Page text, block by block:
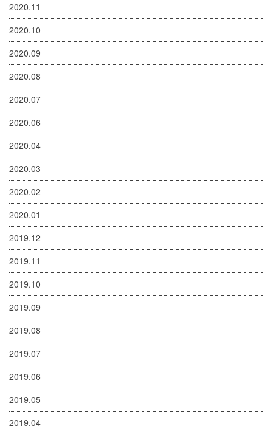
2020.11
2020.10
2020.09
2020.08
2020.07
2020.06
2020.04
2020.03
2020.02
2020.01
2019.12
2019.11
2019.10
2019.09
2019.08
2019.07
2019.06
2019.05
2019.04